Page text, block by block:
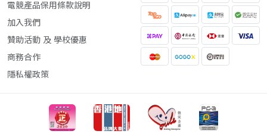
電競產品保用條款說明
加入我們
贊助活動 及 學校優惠
商務合作
隱私權政策